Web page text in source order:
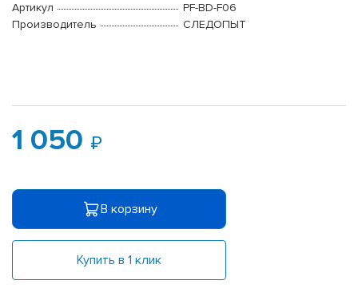
Артикул
PF-BD-F06
Производитель
СЛЕДОПЫТ
1 050
В корзину
Купить в 1 клик